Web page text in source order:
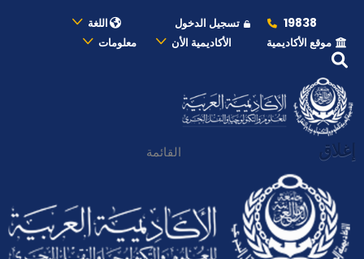
19838 تسجيل الدخول
اللغة
موقع الأكاديمية
الأكاديمية الأن معلومات
إغلاق القائمة